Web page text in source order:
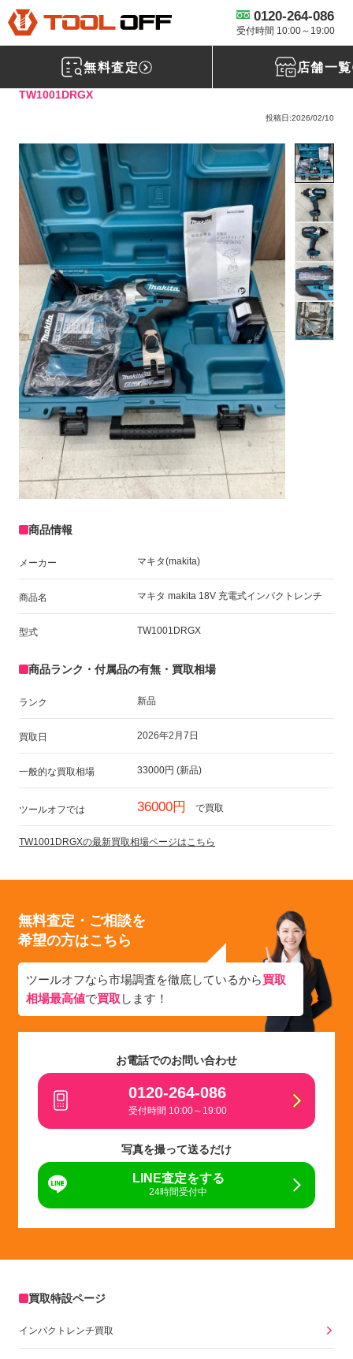
0120-264-086
受付時間 10:00～19:00
無料査定 店舗一覧
工具買取TOP 電動工具買取 インパクトレンチ買取
【買取実績】 マ
キタ makita 18V 充電式インパクトレンチ TW1001DRGX [千葉県野田市] 柏店
マキタ(makita) マキタ makita 18V 充電式インパクトレンチ
TW1001DRGX
投稿日:2026/02/10
商品情報
メーカー マキタ(makita)
商品名 マキタ makita 18V 充電式インパクトレンチ
型式 TW1001DRGX
商品ランク・付属品の有無・買取相場
ランク 新品
買取日 2026年2月7日
一般的な買取相場 33000円 (新品)
ツールオフでは 36000円 で買取
TW1001DRGXの最新買取相場ページはこちら
無料査定・ご相談を
希望の方はこちら
ツールオフなら市場調査を徹底しているから買取
相場最高値で買取 します！
お電話でのお問い合わせ
0120-264-086
受付時間 10:00～19:00
写真を撮って送るだけ
LINE査定をする
24時間受付中
買取特設ページ
インパクトレンチ買取